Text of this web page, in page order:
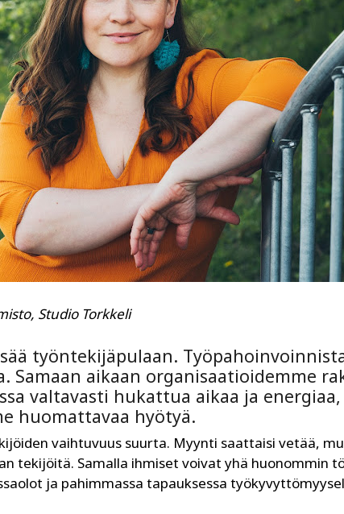
Studio Torkkeli
työntekijäpulaan.
Samaan aikaan organisaatioidemme
valtavasti hukattua aikaa ja
huomattavaa hyötyä.
vaihtuvuus suurta. Myynti saattaisi vetää,
tekijöitä. Samalla ihmiset voivat yhä huonommin
ja pahimmassa tapauksessa